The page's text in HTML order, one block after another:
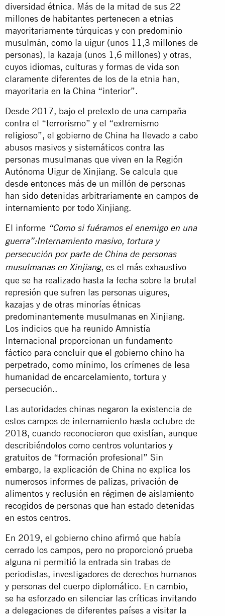
diversidad étnica. Más de la mitad de sus 22
millones de habitantes pertenecen a etnias
mayoritariamente túrquicas y con predominio
musulmán, como la uigur (unos 11,3 millones de
personas), la kazaja (unos 1,6 millones) y otras,
cuyos idiomas, culturas y formas de vida son
claramente diferentes de los de la etnia han,
mayoritaria en la China “interior”.
Desde 2017, bajo el pretexto de una campaña
contra el “terrorismo” y el “extremismo
religioso”, el gobierno de China ha llevado a cabo
abusos masivos y sistemáticos contra las
personas musulmanas que viven en la Región
Autónoma Uigur de Xinjiang. Se calcula que
desde entonces más de un millón de personas
han sido detenidas arbitrariamente en campos de
internamiento por todo Xinjiang.
El informe “Como si fuéramos el enemigo en una
guerra”:Internamiento masivo, tortura y
persecución por parte de China de personas
musulmanas en Xinjiang, es el más exhaustivo
que se ha realizado hasta la fecha sobre la brutal
represión que sufren las personas uigures,
kazajas y de otras minorías étnicas
predominantemente musulmanas en Xinjiang.
Los indicios que ha reunido Amnistía
Internacional proporcionan un fundamento
fáctico para concluir que el gobierno chino ha
perpetrado, como mínimo, los crímenes de lesa
humanidad de encarcelamiento, tortura y
persecución..
Las autoridades chinas negaron la existencia de
estos campos de internamiento hasta octubre de
2018, cuando reconocieron que existían, aunque
describiéndolos como centros voluntarios y
gratuitos de “formación profesional” Sin
embargo, la explicación de China no explica los
numerosos informes de palizas, privación de
alimentos y reclusión en régimen de aislamiento
recogidos de personas que han estado detenidas
en estos centros.
En 2019, el gobierno chino afirmó que había
cerrado los campos, pero no proporcionó prueba
alguna ni permitió la entrada sin trabas de
periodistas, investigadores de derechos humanos
y personas del cuerpo diplomático. En cambio,
se ha esforzado en silenciar las críticas invitando
a delegaciones de diferentes países a visitar la